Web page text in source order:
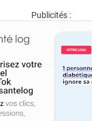
Publicités :